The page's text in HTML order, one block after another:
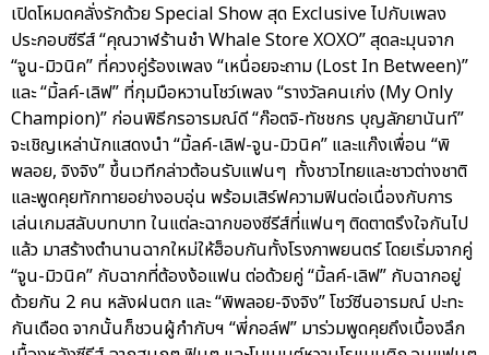
เปิดโหมดคลั่งรักด้วย Special Show สุด Exclusive ไปกับเพลง
ประกอบซีรีส์ “คุณวาฬร้านชำ Whale Store XOXO” สุดละมุนจาก
“จูน-มิวนิค” ที่ควงคู่ร้องเพลง “เหนื่อยจะถาม (Lost In Between)”
และ “มิ้ลค์-เลิฟ” ที่กุมมือหวานโชว์เพลง “รางวัลคนเก่ง (My Only
Champion)” ก่อนพิธีกรอารมณ์ดี “ก๊อตจิ-ทัชชกร บุญลัภยานันท์”
จะเชิญเหล่านักแสดงนำ “มิ้ลค์-เลิฟ-จูน-มิวนิค” และแก๊งเพื่อน “พิ
พลอย, จิงจิง” ขึ้นเวทีกล่าวต้อนรับแฟนๆ ทั้งชาวไทยและชาวต่างชาติ
และพูดคุยทักทายอย่างอบอุ่น พร้อมเสิร์ฟความฟินต่อเนื่องกับการ
เล่นเกมสลับบทบาท ในแต่ละฉากของซีรีส์ที่แฟนๆ ติดตาตรึงใจกันไป
แล้ว มาสร้างตำนานฉากใหม่ให้ฮ็อบกันทั้งโรงภาพยนตร์ โดยเริ่มจากคู่
“จูน-มิวนิค” กับฉากที่ต้องง้อแฟน ต่อด้วยคู่ “มิ้ลค์-เลิฟ” กับฉากอยู่
ด้วยกัน 2 คน หลังฝนตก และ “พิพลอย-จิงจิง” โชว์ซีนอารมณ์ ปะทะ
กันเดือด จากนั้นก็ชวนผู้กำกับฯ “พี่กอล์ฟ” มาร่วมพูดคุยถึงเบื้องลึก